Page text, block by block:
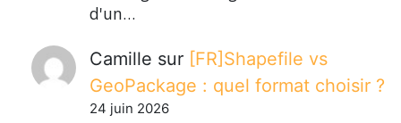
d'un…
Camille sur [FR]Shapefile vs
GeoPackage : quel format choisir ?
24 juin 2026